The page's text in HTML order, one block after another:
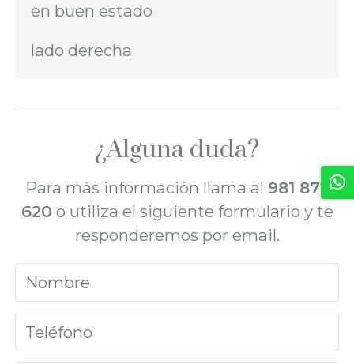
en buen estado
lado derecha
¿Alguna duda?
Para más información llama al 981 872
620 o utiliza el siguiente formulario y te
responderemos por email.